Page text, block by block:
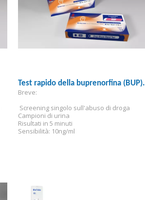
Test rapido della buprenorfina (BUP).
Breve:
Screening singolo sull'abuso di droga
Campioni di urina
Risultati in 5 minuti
Sensibilità: 10ng/ml